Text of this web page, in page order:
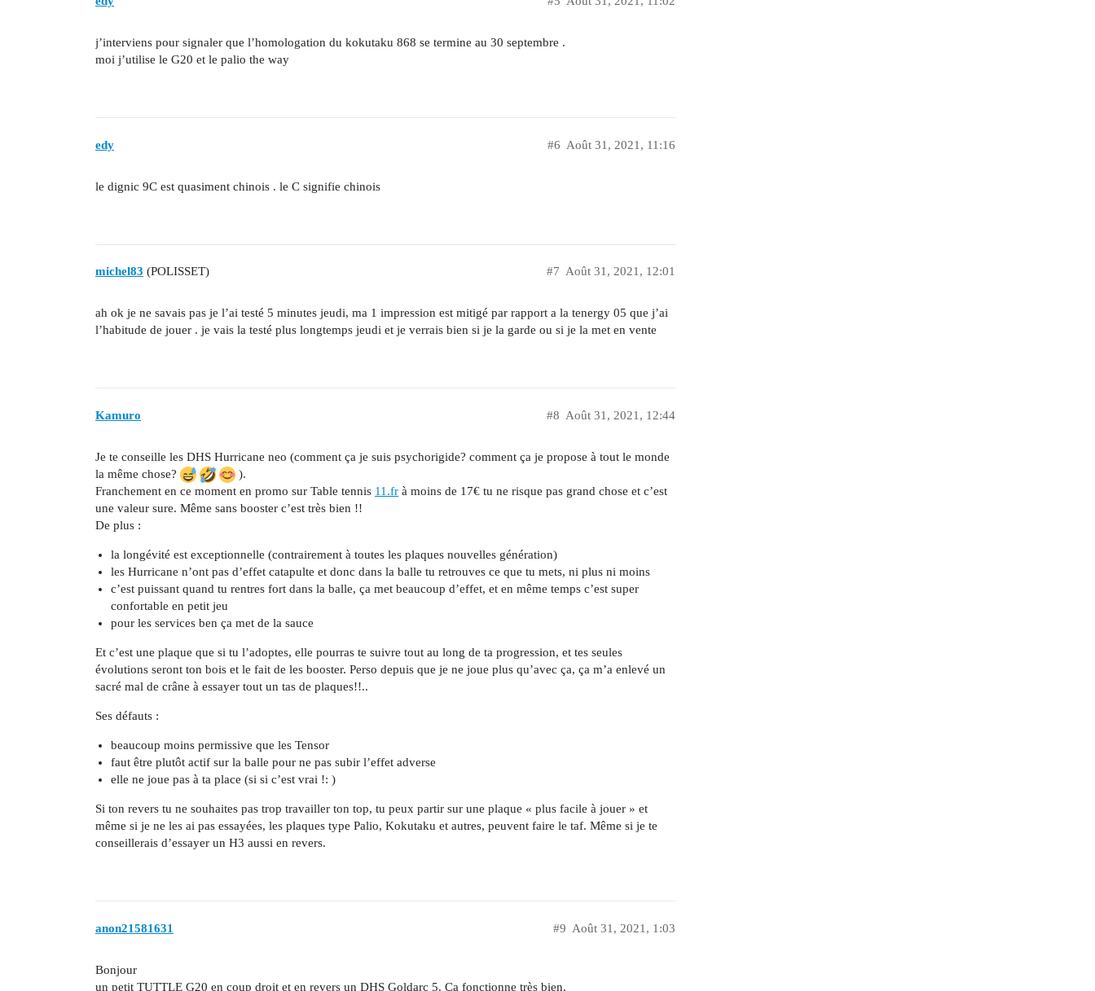
j’interviens pour signaler que l’homologation du kokutaku 868 se termine au 30 septembre .
moi j’utilise le G20 et le palio the way
edy Août 31, 2021, 11:16
#6
le dignic 9C est quasiment chinois . le C signifie chinois
michel83 (POLISSET) Août 31, 2021, 12:01
#7
ah ok je ne savais pas je l’ai testé 5 minutes jeudi, ma 1 impression est mitigé par rapport a la tenergy 05 que j’ai
l’habitude de jouer . je vais la testé plus longtemps jeudi et je verrais bien si je la garde ou si je la met en vente
Kamuro Août 31, 2021, 12:44
#8
Je te conseille les DHS Hurricane neo (comment ça je suis psychorigide? comment ça je propose à tout le monde
la même chose?
).
Franchement en ce moment en promo sur Table tennis 11.fr à moins de 17€ tu ne risque pas grand chose et c’est
une valeur sure. Même sans booster c’est très bien !!
De plus :
la longévité est exceptionnelle (contrairement à toutes les plaques nouvelles génération)
les Hurricane n’ont pas d’effet catapulte et donc dans la balle tu retrouves ce que tu mets, ni plus ni moins
c’est puissant quand tu rentres fort dans la balle, ça met beaucoup d’effet, et en même temps c’est super
confortable en petit jeu
pour les services ben ça met de la sauce
Et c’est une plaque que si tu l’adoptes, elle pourras te suivre tout au long de ta progression, et tes seules
évolutions seront ton bois et le fait de les booster. Perso depuis que je ne joue plus qu’avec ça, ça m’a enlevé un
sacré mal de crâne à essayer tout un tas de plaques!!..
Ses défauts :
beaucoup moins permissive que les Tensor
faut être plutôt actif sur la balle pour ne pas subir l’effet adverse
elle ne joue pas à ta place (si si c’est vrai !: )
Si ton revers tu ne souhaites pas trop travailler ton top, tu peux partir sur une plaque « plus facile à jouer » et
même si je ne les ai pas essayées, les plaques type Palio, Kokutaku et autres, peuvent faire le taf. Même si je te
conseillerais d’essayer un H3 aussi en revers.
anon21581631 Août 31, 2021, 1:03
#9
Bonjour
un petit TUTTLE G20 en coup droit et en revers un DHS Goldarc 5. Ça fonctionne très bien.